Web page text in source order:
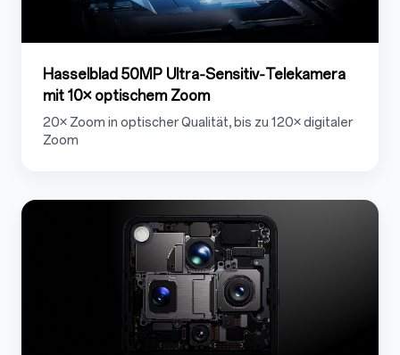
Hasselblad 50MP Ultra‑Sensitiv‑Telekamera
mit 10× optischem Zoom
20× Zoom in optischer Qualität, bis zu 120× digitaler
Zoom
1.2